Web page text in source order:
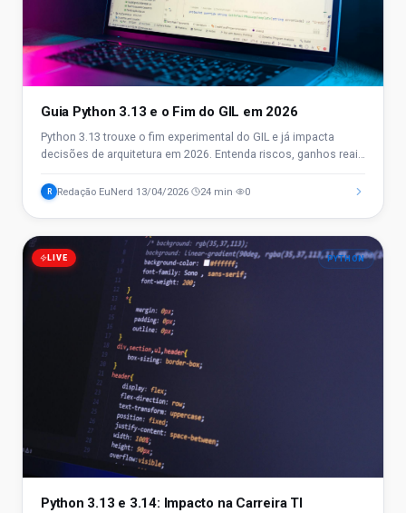
Guia Python 3.13 e o Fim do GIL em 2026
Python 3.13 trouxe o fim experimental do GIL e já impacta
decisões de arquitetura em 2026. Entenda riscos, ganhos reais
R Redação EuNerd 13/04/2026 24 min 0
LIVE PYTHON
Python 3.13 e 3.14: Impacto na Carreira TI